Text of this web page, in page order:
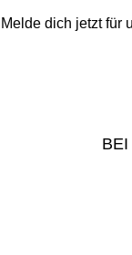
Melde dich jetzt für